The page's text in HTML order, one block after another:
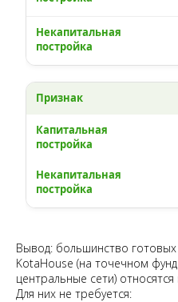
Вывод: большинство
KotaHouse (на точечном
центральные сети)
Для них не требуется: